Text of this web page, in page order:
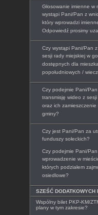
Głosowanie imienne w
wystąpi Pani/Pan z
który wprowadzi
Odpowiedź prosimy
Czy wystąpi Pani/Pan
sesji rady miejskiej w
dostępnych dla
popołudniowych /
Czy podejmie Pani/
transmisję wideo z
oraz ich
gminy?
Czy jest Pani/Pan za
funduszy sołeckich?
Czy podejmie Pani/
wprowadzenie w
których podziałem
osiedlowe?
SZEŚĆ DODATKOWYCH
Wspólny bilet PKP-KM/
plany w tym zakresie?